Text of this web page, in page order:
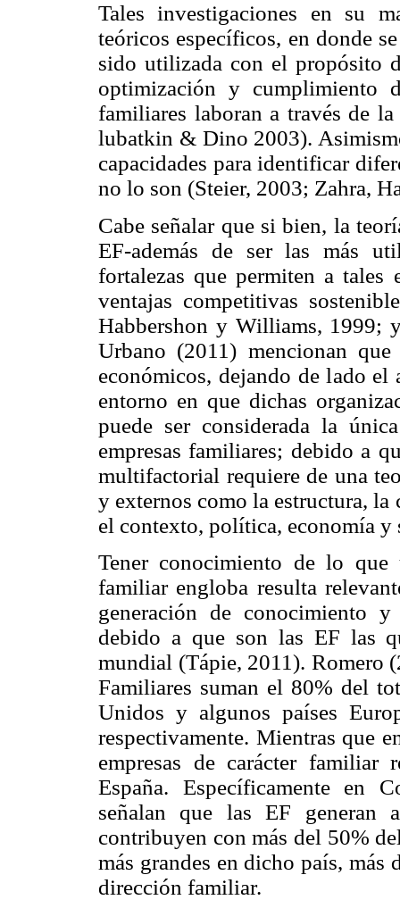
Tales investigaciones en su
teóricos específicos, en donde
sido utilizada con el propósito
optimización y cumplimiento
familiares laboran a través de
lubatkin & Dino 2003).
capacidades para identificar
no lo son (Steier, 2003; Zahra,
Cabe señalar que si bien, la
EF-además de ser las más
fortalezas que permiten a tales
ventajas competitivas
Habbershon y Williams, 1999;
Urbano (2011) mencionan
económicos, dejando de lado
entorno en que dichas
puede ser considerada la
empresas familiares; debido a
multifactorial requiere de una
y externos como la estructura,
el contexto, política, economía y
Tener conocimiento de lo que
familiar engloba resulta
generación de conocimiento
debido a que son las EF las
mundial (Tápie, 2011). Romero
Familiares suman el 80% del
Unidos y algunos países
respectivamente. Mientras que
empresas de carácter
España. Específicamente en
señalan que las EF generan
contribuyen con más del 50%
más grandes en dicho país,
dirección familiar.